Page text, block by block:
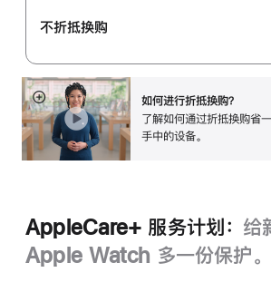
划：
不折抵换购
如何进行折抵换购？
了解如何通过折抵换购省
手中的设备。
展
开
AppleCare+ 服务计划： 给
Apple Watch 多一份保护。